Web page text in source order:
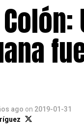
ago on 2019-01-31